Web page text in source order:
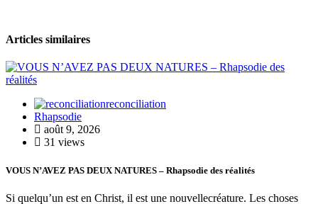
Articles similaires
reconciliation
Rhapsodie
août 9, 2026
31 views
VOUS N’AVEZ PAS DEUX NATURES – Rhapsodie des réalités
Si quelqu’un est en Christ, il est une nouvellecréature. Les choses